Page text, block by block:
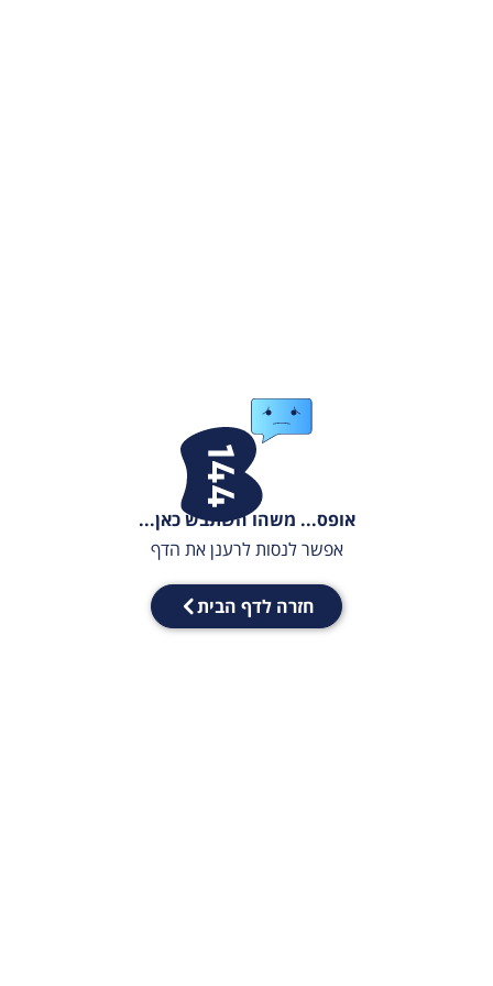
אופס... משהו השתבש כאן...
אפשר לנסות לרענן את הדף
חזרה לדף הבית